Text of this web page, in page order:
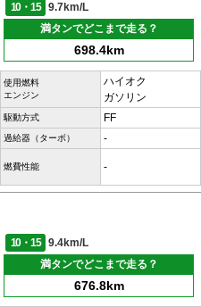
10・15
9.7km/L
満タンでどこまで走る？
698.4km
使用燃料
エンジン
ハイオク
ガソリン
駆動方式 FF
過給器（ターボ） -
燃費性能 -
10・15
9.4km/L
満タンでどこまで走る？
676.8km